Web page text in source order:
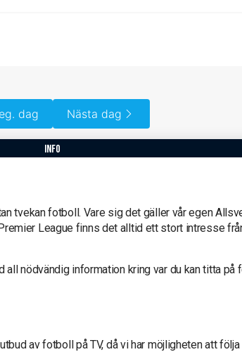
dag Nästa dag
info
tvekan fotboll. Vare sig det gäller vår egen
League finns det alltid ett stort intresse
all nödvändig information kring var du kan titta på
av fotboll på TV, då vi har möjligheten att